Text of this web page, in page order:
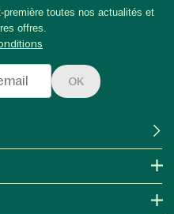
toutes nos actualités et
offres.
OK